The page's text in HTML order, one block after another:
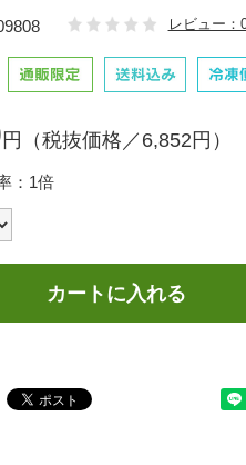
レビュー：
円（税抜価格／6,852円）
：1倍
カートに入れる